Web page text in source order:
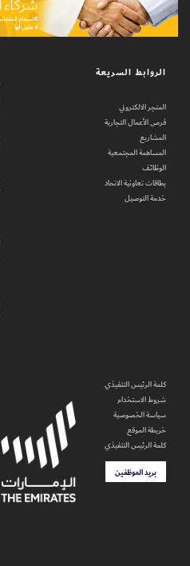
الروابط السريعة
المتجر الالكتروني
فرص الأعمال التجارية
المشاريع
المساهمة المجتمعية
الوظائف
بطاقات تعاونية الاتحاد
خدمة التوصيل
كلمة الرئيس التنفيذي
شروط الاستخدام
سياسة الخصوصية
خريطة الموقع
كلمة الرئيس التنفيذي
بريد الموظفين